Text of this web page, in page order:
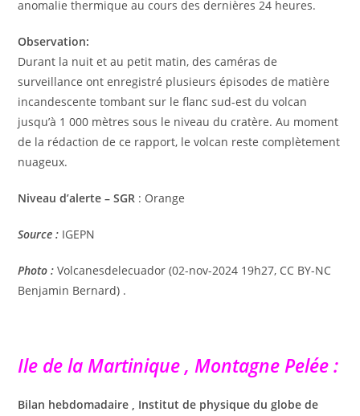
anomalie thermique au cours des dernières 24 heures.
Observation:
Durant la nuit et au petit matin, des caméras de
surveillance ont enregistré plusieurs épisodes de matière
incandescente tombant sur le flanc sud-est du volcan
jusqu’à 1 000 mètres sous le niveau du cratère. Au moment
de la rédaction de ce rapport, le volcan reste complètement
nuageux.
Niveau d’alerte – SGR : Orange
Source : IGEPN
Photo :Volcanesdelecuador (02-nov-2024 19h27, CC BY-NC
Benjamin Bernard) .
Ile de la Martinique , Montagne Pelée :
Bilan hebdomadaire , Institut de physique du globe de